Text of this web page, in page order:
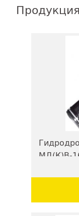
Продукция
МД(К)В-